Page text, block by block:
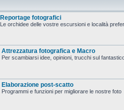
Reportage fotografici
Le orchidee delle vostre escursioni e località
Attrezzatura fotografica e Macro
Per scambiarsi idee, opinioni, trucchi sul
Elaborazione post-scatto
Programmi e funzioni per migliorare le nostre foto